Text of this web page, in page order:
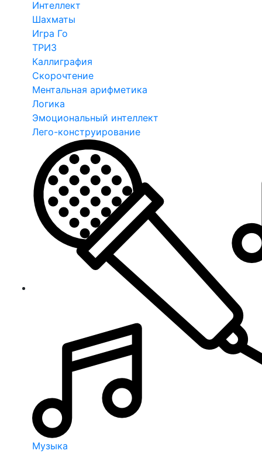
Интеллект
Шахматы
Игра Го
ТРИЗ
Каллиграфия
Скорочтение
Ментальная арифметика
Логика
Эмоциональный интеллект
Лего-конструирование
Музыка